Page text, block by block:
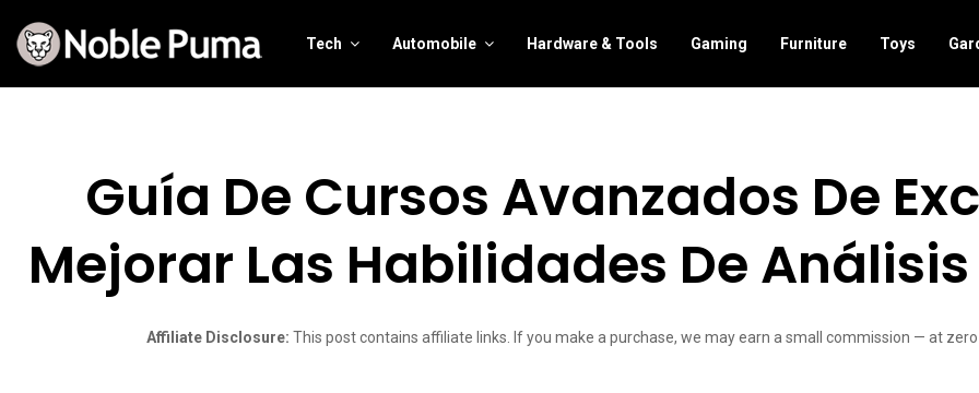
Tech Automobile Hardware & Tools Gaming Furniture Toys
Guía De Cursos Avanzados De
Mejorar Las Habilidades De
Affiliate Disclosure: This post contains affiliate links. If you make a purchase, we may earn a small commission — at